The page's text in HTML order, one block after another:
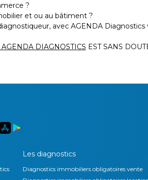
?
et ou au bâtiment ?
avec AGENDA
DIAGNOSTICS EST SANS
Les diagnostics
Diagnostics immobiliers obligatoires vente